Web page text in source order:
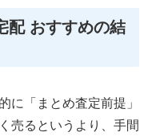
配 おすすめの結
に「まとめ査定前提」
売るというより、手間